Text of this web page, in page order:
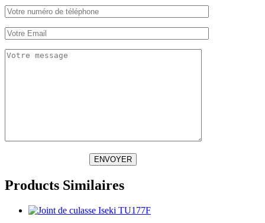
ENVOYER
Products Similaires